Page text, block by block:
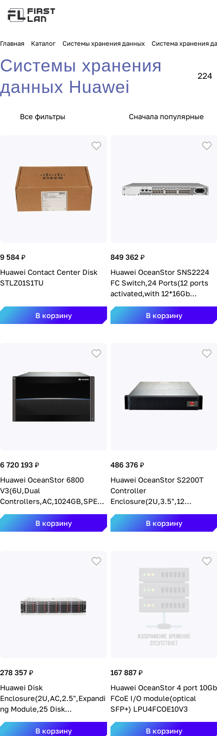
Главная Каталог Системы хранения данных Система хранения
Системы хранения
данных Huawei
224
Все фильтры Сначала популярные
9 584 ₽
Huawei Contact Center Disk
STLZ01S1TU
В корзину
849 362 ₽
Huawei OceanStor SNS2224
FC Switch,24 Ports(12 ports
activated,with 12*16Gb
PS(AC) SN2Z03FCSP
В корзину
6 720 193 ₽
Huawei OceanStor 6800
V3(6U,Dual
Controllers,AC,1024GB,SPE72
В корзину
486 376 ₽
Huawei OceanStor S2200T
Controller
Enclosure(2U,3.5",12
Cache,2*6*GE iSCSI Front-End
Port,2*4*6G SAS Back-End
Storage Array Control System
Software,SPE32C0212)
S2200T-2C12I
В корзину
278 357 ₽
Huawei Disk
Enclosure(2U,AC,2.5",Expandi
ng Module,25 Disk
Unit,DAE22525U2)
В корзину
167 887 ₽
Huawei OceanStor 4 port 10Gb
FCoE I/O module(optical
SFP+) LPU4FCOE10V3
В корзину